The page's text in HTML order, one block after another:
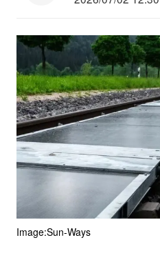
Image:Sun-Ways